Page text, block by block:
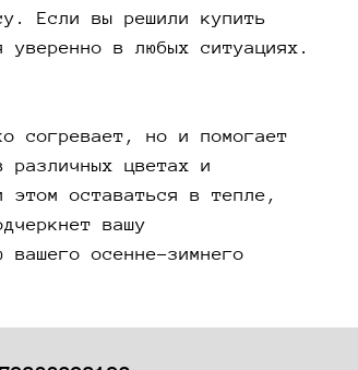
наш короткий зимний
Не упустите возможность
гардероба.
Если вы решили купить
в любых ситуациях.
согревает, но и помогает
различных цветах и
этом оставаться в тепле,
вашу
вашего осенне-зимнего